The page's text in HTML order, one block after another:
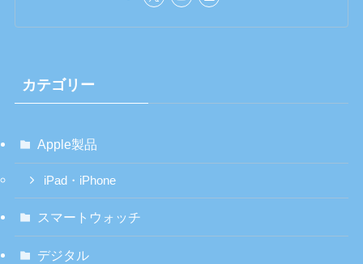
カテゴリー
Apple製品
iPad・iPhone
スマートウォッチ
デジタル